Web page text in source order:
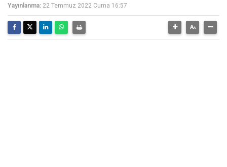
Yayınlanma: 22 Temmuz 2022 Cuma 16:57